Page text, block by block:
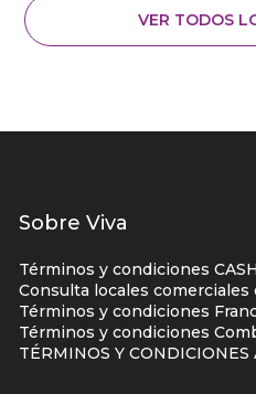
VER TODOS
Listados
enlaces
centro
comercial
columna
Sobre Viva
Términos y condiciones
Consulta locales
Términos y condiciones
Términos y condiciones
TÉRMINOS Y